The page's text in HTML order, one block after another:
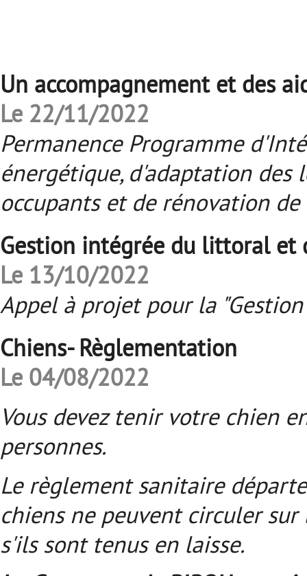
Un accompagnement et des
Le 22/11/2022
Permanence Programme
énergétique, d'adaptation
occupants et de rénovation
Gestion intégrée du littoral et
Le 13/10/2022
Appel à projet pour la
Chiens- Règlementation
Le 04/08/2022
Vous devez tenir votre chien
personnes.
Le règlement sanitaire
chiens ne peuvent circuler
s'ils sont tenus en laisse.